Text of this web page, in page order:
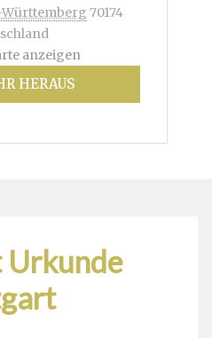
Württemberg 70174
anzeigen
HERAUS
Urkunde